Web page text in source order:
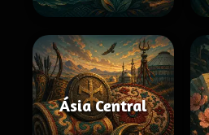
Ásia Central